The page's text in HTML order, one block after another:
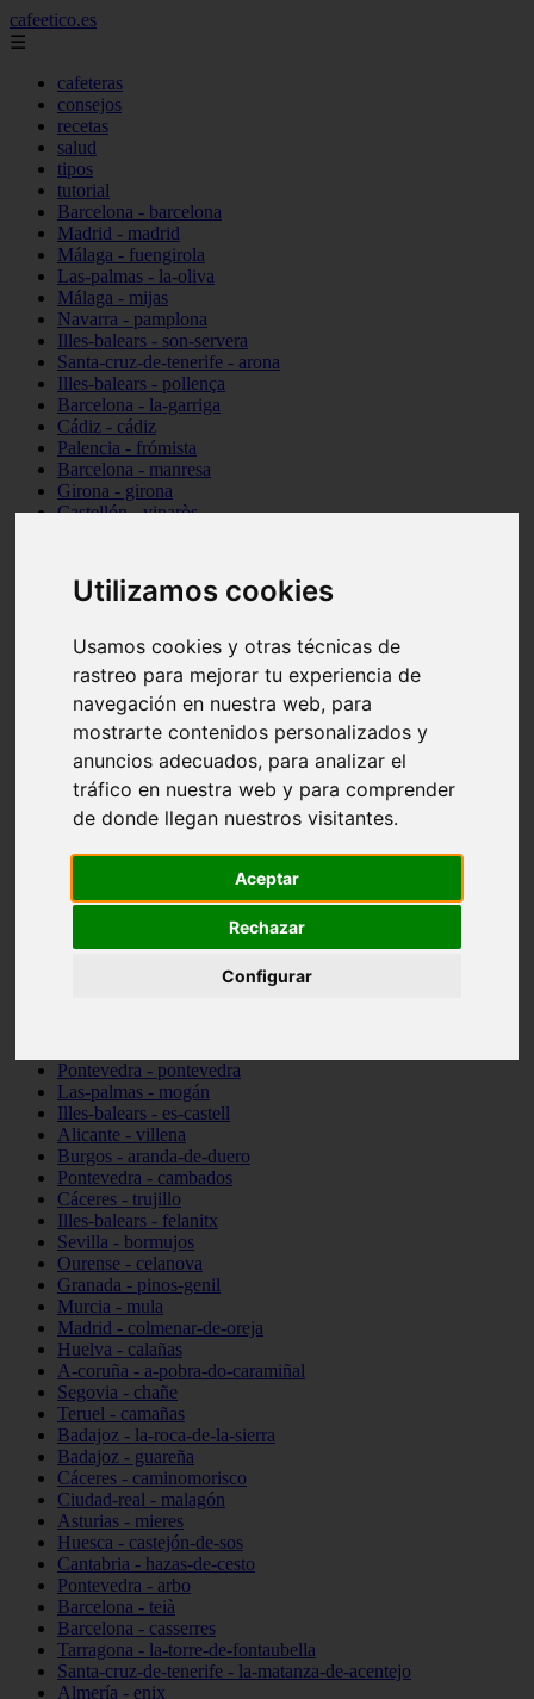
Utilizamos cookies
Usamos cookies y otras técnicas de
rastreo para mejorar tu experiencia de
navegación en nuestra web, para
mostrarte contenidos personalizados y
anuncios adecuados, para analizar el
tráfico en nuestra web y para comprender
de donde llegan nuestros visitantes.
Aceptar
Rechazar
Configurar
cafeetico.es
☰
cafeteras
consejos
recetas
salud
tipos
tutorial
Barcelona - barcelona
Madrid - madrid
Málaga - fuengirola
Las-palmas - la-oliva
Málaga - mijas
Navarra - pamplona
Illes-balears - son-servera
Santa-cruz-de-tenerife - arona
Illes-balears - pollença
Barcelona - la-garriga
Cádiz - cádiz
Palencia - frómista
Barcelona - manresa
Girona - girona
Castellón - vinaròs
Málaga - nerja
Girona - blanes
Málaga - marbella
Asturias - gijón
Girona - figueres
Alicante - santa-pola
Almería - roquetas-de-mar
Girona - tossa-de-mar
Barcelona - sant-cugat-del-vallès
Alicante - l39alfàs-del-pi
Barcelona - vilanova-i-la-geltrú
Castellón - peñíscola
Illes-balears - sant-josep-de-sa-talaia
Pontevedra - pontevedra
Las-palmas - mogán
Illes-balears - es-castell
Alicante - villena
Burgos - aranda-de-duero
Pontevedra - cambados
Cáceres - trujillo
Illes-balears - felanitx
Sevilla - bormujos
Ourense - celanova
Granada - pinos-genil
Murcia - mula
Madrid - colmenar-de-oreja
Huelva - calañas
A-coruña - a-pobra-do-caramiñal
Segovia - chañe
Teruel - camañas
Badajoz - la-roca-de-la-sierra
Badajoz - guareña
Cáceres - caminomorisco
Ciudad-real - malagón
Asturias - mieres
Huesca - castejón-de-sos
Cantabria - hazas-de-cesto
Pontevedra - arbo
Barcelona - teià
Barcelona - casserres
Tarragona - la-torre-de-fontaubella
Santa-cruz-de-tenerife - la-matanza-de-acentejo
Almería - enix